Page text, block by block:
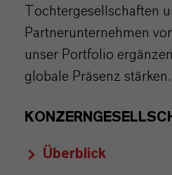
Tochtergesellschaften
Partnerunternehmen
unser Portfolio
globale Präsenz stärken.
Überblick